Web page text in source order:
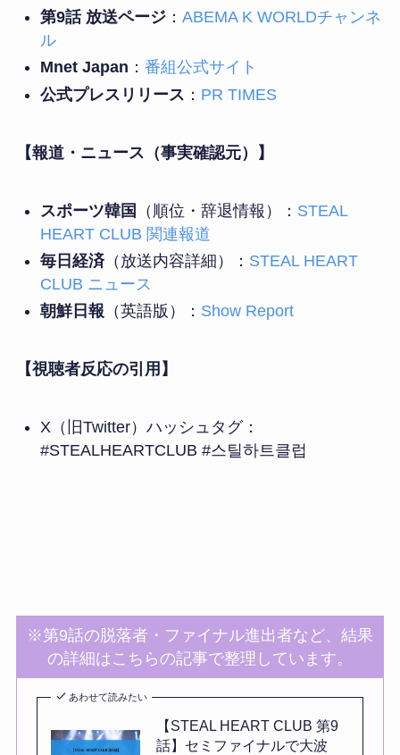
第9話 放送ページ： ABEMA K WORLDチャンネ
ル
Mnet Japan ： 番組公式サイト
公式プレスリリース ： PR TIMES
【報道・ニュース（事実確認元）】
スポーツ韓国 （順位・辞退情報）： STEAL
HEART CLUB 関連報道
毎日経済（放送内容詳細）： STEAL HEART
CLUB ニュース
朝鮮日報 （英語版）： Show Report
【視聴者反応の引用】
X（旧Twitter）ハッシュタグ：
#STEALHEARTCLUB #스틸하트클럽
※第9話の脱落者・ファイナル進出者など、結果
の詳細はこちらの記事で整理しています。
あわせて読みたい
【STEAL HEART CLUB 第9
話】セミファイナルで大波